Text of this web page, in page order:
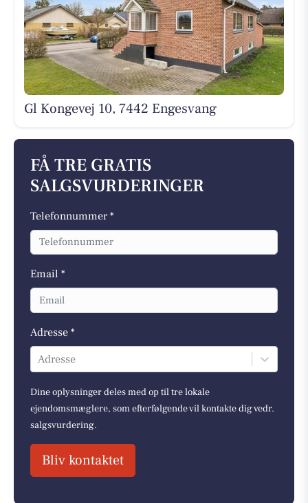
Gl Kongevej 10, 7442 Engesvang
FÅ TRE GRATIS
SALGSVURDERINGER
Telefonnummer *
Email *
Adresse *
Adresse
Dine oplysninger deles med op til tre lokale
ejendomsmæglere, som efterfølgende vil kontakte dig vedr.
salgsvurdering.
Bliv kontaktet